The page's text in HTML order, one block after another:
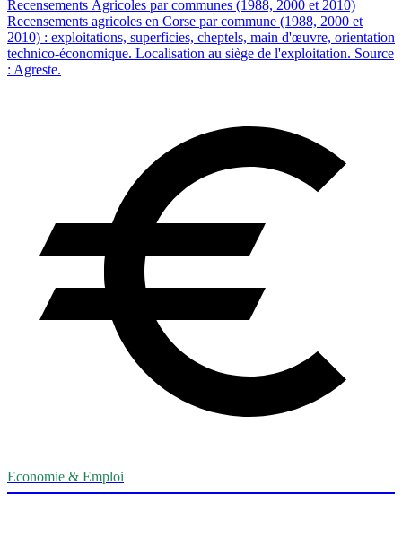
Recensements Agricoles par communes (1988, 2000 et 2010)
Recensements agricoles en Corse par commune (1988, 2000 et
2010) : exploitations, superficies, cheptels, main d'œuvre, orientation
technico-économique. Localisation au siège de l'exploitation. Source
: Agreste.
Economie & Emploi